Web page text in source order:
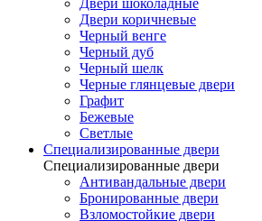
Двери шоколадные
Двери коричневые
Черный венге
Черный дуб
Черный шелк
Черные глянцевые двери
Графит
Бежевые
Светлые
Специализированные двери
Специализированные двери
Антивандальные двери
Бронированные двери
Взломостойкие двери